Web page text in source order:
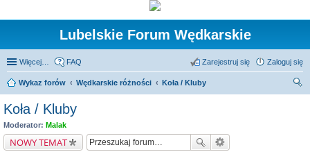
Lubelskie Forum Wędkarskie
Więcej… FAQ Zaloguj się
Zarejestruj się
Wykaz forów Wędkarskie różności
Koła / Kluby
Koła / Kluby
Moderator: Malak
NOWY TEMAT